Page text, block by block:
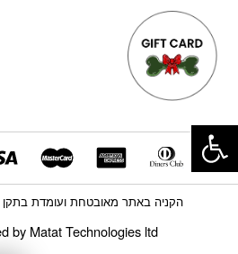
by Matat Technologies ltd
הקניה באתר מאובטחת ועומדת
פתח סרגל נגישות